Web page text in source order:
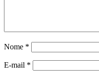
Nome *
E-mail *